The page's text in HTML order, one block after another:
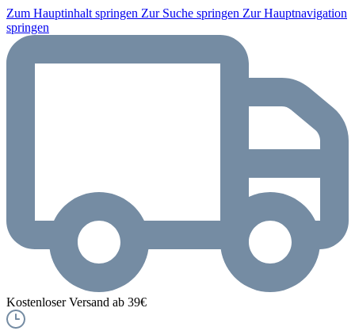
Zum Hauptinhalt springen Zur Suche springen Zur Hauptnavigation
springen
Kostenloser Versand ab 39€